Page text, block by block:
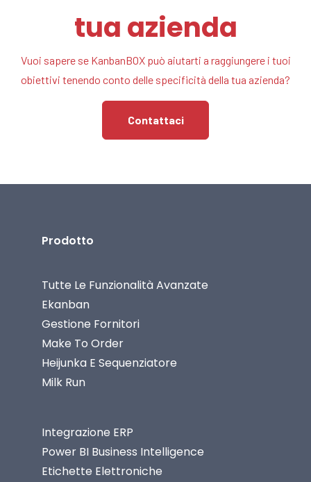
tua azienda
Vuoi sapere se KanbanBOX può aiutarti a raggiungere i tuoi
obiettivi tenendo conto delle specificità della tua azienda?
Contattaci
Prodotto
Tutte Le Funzionalità Avanzate
Ekanban
Gestione Fornitori
Make To Order
Heijunka E Sequenziatore
Milk Run
Integrazione ERP
Power BI Business Intelligence
Etichette Elettroniche